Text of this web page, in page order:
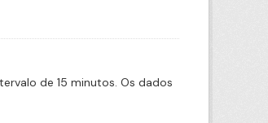
de 15 minutos. Os dados